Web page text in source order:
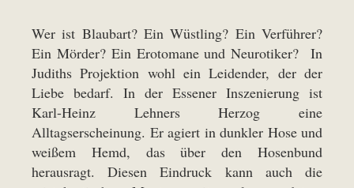
Wer ist Blaubart? Ein Wüstling? Ein Verführer?
Ein Mörder? Ein Erotomane und Neurotiker? In
Judiths Projektion wohl ein Leidender, der der
Liebe bedarf. In der Essener Inszenierung ist
Karl-Heinz Lehners Herzog eine
Alltagserscheinung. Er agiert in dunkler Hose und
weißem Hemd, das über den Hosenbund
herausragt. Diesen Eindruck kann auch die